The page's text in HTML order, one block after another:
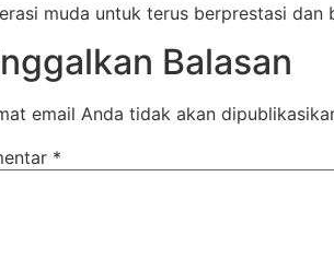
muda untuk terus berprestasi dan
Balasan
email Anda tidak akan
*